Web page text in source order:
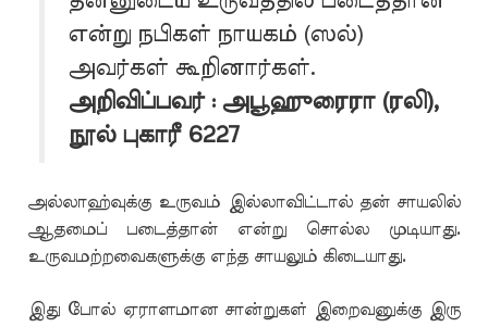
என்று நபிகள் நாயகம் (ஸல்)
அவர்கள் கூறினார்கள்.
அறிவிப்பவர் : அபூஹுரைரா (ரலி),
நூல் புகாரீ 6227
அல்லாஹ்வுக்கு உருவம் இல்லாவிட்டால் தன் சாயலில்
ஆதமைப் படைத்தான் என்று சொல்ல முடியாது.
உருவமற்றவைகளுக்கு எந்த சாயலும் கிடையாது.
இது போல் ஏராளமான சான்றுகள் இறைவனுக்கு இரு